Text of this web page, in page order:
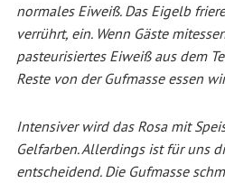
normales Eiweiß. Das Eigelb
verrührt, ein. Wenn Gäste
pasteurisiertes Eiweiß aus dem
Reste von der Gufmasse essen
Intensiver wird das Rosa mit
Gelfarben. Allerdings ist für uns
entscheidend. Die Gufmasse